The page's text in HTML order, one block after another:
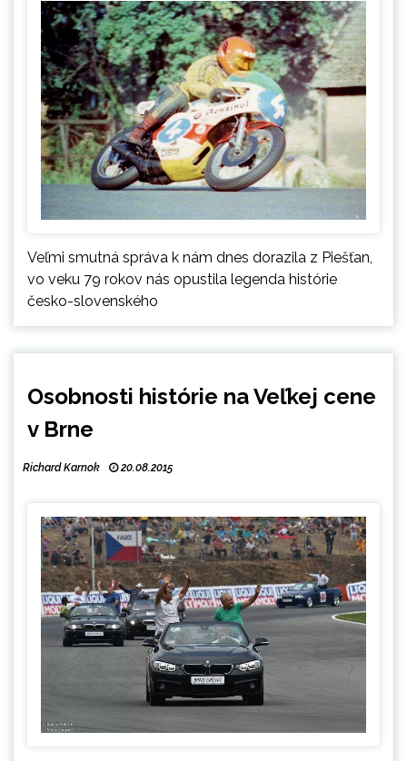
Veľmi smutná správa k nám dnes dorazila z Piešťan,
vo veku 79 rokov nás opustila legenda histórie
česko-slovenského
Osobnosti histórie na Veľkej cene
v Brne
Richard Karnok 20.08.2015